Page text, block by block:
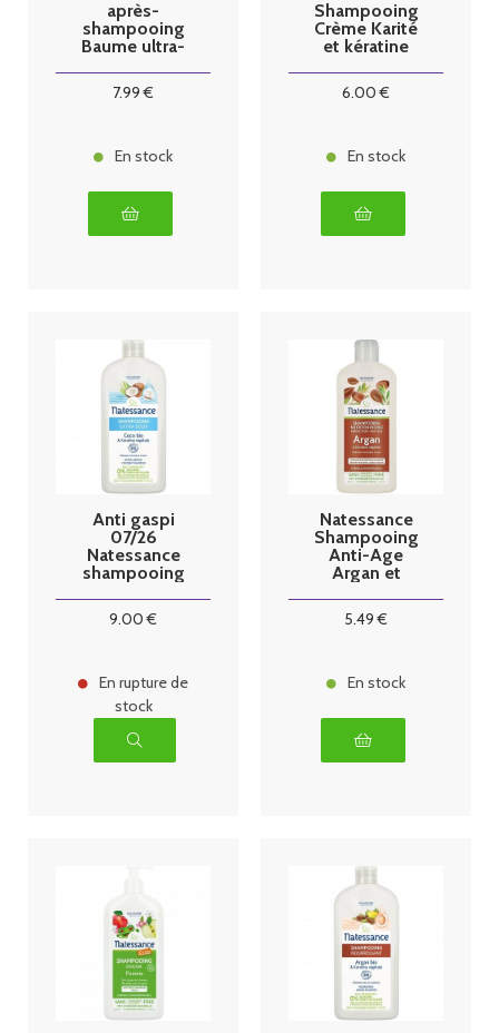
après-
shampooing
Baume ultra-
7.99 €
En stock
Shampooing
Crème Karité
et kératine
6.00 €
En stock
Anti gaspi
07/26
Natessance
shampooing
kératine
9.00 €
En rupture de
stock
Natessance
Shampooing
Anti-Age
Argan et
5.49 €
En stock